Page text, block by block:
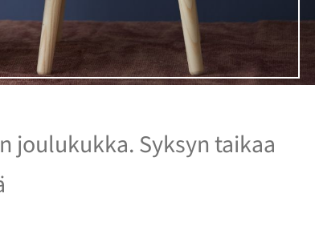
joulukukka. Syksyn taikaa